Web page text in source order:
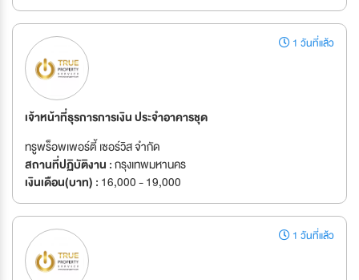
1 วันที่แล้ว
เจ้าหน้าที่ธุรการการเงิน ประจำอาคารชุด
ทรูพร็อพเพอร์ตี้ เซอร์วิส จำกัด
สถานที่ปฏิบัติงาน :กรุงเทพมหานคร
เงินเดือน(บาท) : 16,000 - 19,000
1 วันที่แล้ว